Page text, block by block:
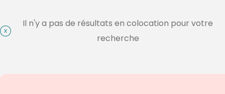
Il n'y a pas de résultats en colocation pour votre
recherche